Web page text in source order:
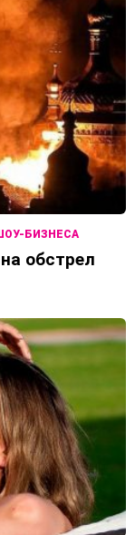
БИЗНЕСА
обстрел